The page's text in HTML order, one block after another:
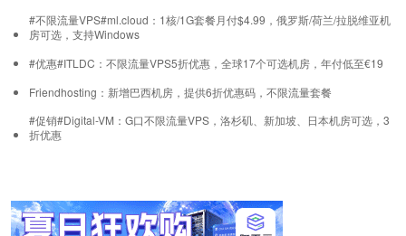
#不限流量VPS#ml.cloud：1核/1G套餐月付$4.99，俄罗斯/荷兰/拉脱维亚机
房可选，支持Windows
#优惠#ITLDC：不限流量VPS5折优惠，全球17个可选机房，年付低至€19
Friendhosting：新增巴西机房，提供6折优惠码，不限流量套餐
#促销#Digital-VM：G口不限流量VPS，洛杉矶、新加坡、日本机房可选，3
折优惠